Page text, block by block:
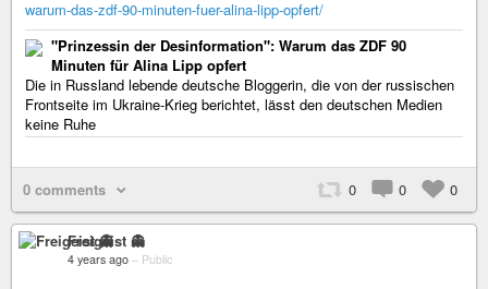
warum-das-zdf-90-minuten-fuer-alina-lipp-opfert/
"Prinzessin der Desinformation": Warum das ZDF 90
Minuten für Alina Lipp opfert
Die in Russland lebende deutsche Bloggerin, die von der russischen
Frontseite im Ukraine-Krieg berichtet, lässt den deutschen Medien
keine Ruhe
0 comments 0 0 0
Freigeist 👻
4 years ago – Public